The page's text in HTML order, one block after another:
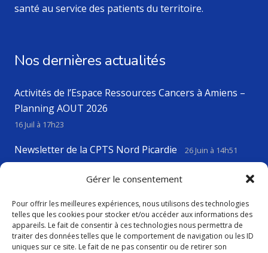
Gérer le consentement
Pour offrir les meilleures expériences, nous utilisons des technologies
telles que les cookies pour stocker et/ou accéder aux informations des
appareils. Le fait de consentir à ces technologies nous permettra de
traiter des données telles que le comportement de navigation ou les ID
uniques sur ce site. Le fait de ne pas consentir ou de retirer son
santé au service des patients du territoire.
Nos dernières actualités
Activités de l’Espace Ressources Cancers à Amiens –
Planning AOUT 2026
16 Juil à 17h23
Newsletter de la CPTS Nord Picardie 26 Juin à 14h51
VIGILANCE CANICULE 23 Juin à 17h43
Contact